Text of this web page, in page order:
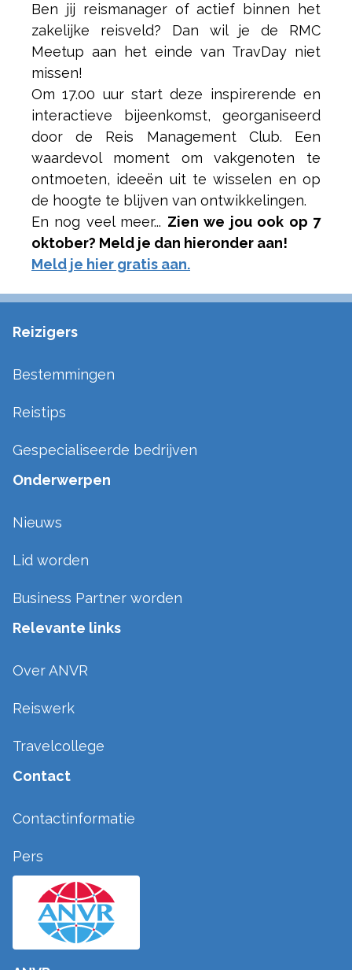
Ben jij reismanager of actief binnen het
zakelijke reisveld? Dan wil je de RMC
Meetup aan het einde van TravDay niet
missen!
Om 17.00 uur start deze inspirerende en
interactieve bijeenkomst, georganiseerd
door de Reis Management Club. Een
waardevol moment om vakgenoten te
ontmoeten, ideeën uit te wisselen en op
de hoogte te blijven van ontwikkelingen.
En nog veel meer... Zien we jou ook op 7
oktober? Meld je dan hieronder aan!
Meld je hier gratis aan.
Reizigers
Bestemmingen
Reistips
Gespecialiseerde bedrijven
Onderwerpen
Nieuws
Lid worden
Business Partner worden
Relevante links
Over ANVR
Reiswerk
Travelcollege
Contact
Contactinformatie
Pers